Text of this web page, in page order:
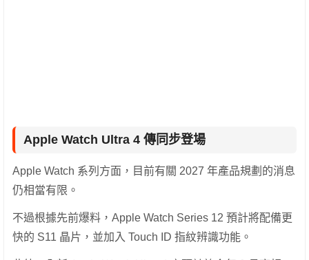
Apple Watch Ultra 4 傳同步登場
Apple Watch 系列方面，目前有關 2027 年產品規劃的消息
仍相當有限。
不過根據先前爆料，Apple Watch Series 12 預計將配備更
快的 S11 晶片，並加入 Touch ID 指紋辨識功能。